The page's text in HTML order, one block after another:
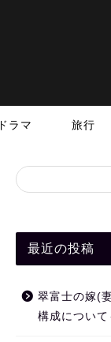
ドラマ 旅行
最近の投稿
翠富士の嫁(
構成について